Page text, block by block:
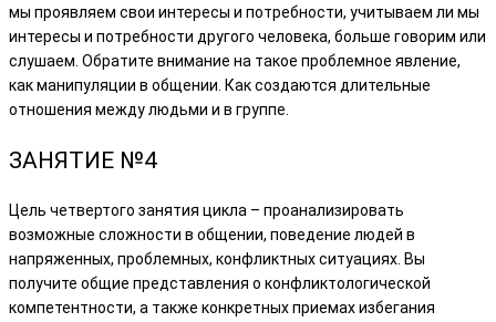
мы проявляем свои интересы и потребности, учитываем ли мы
интересы и потребности другого человека, больше говорим или
слушаем. Обратите внимание на такое проблемное явление,
как манипуляции в общении. Как создаются длительные
отношения между людьми и в группе.
ЗАНЯТИЕ №4
Цель четвертого занятия цикла – проанализировать
возможные сложности в общении, поведение людей в
напряженных, проблемных, конфликтных ситуациях. Вы
получите общие представления о конфликтологической
компетентности, а также конкретных приемах избегания